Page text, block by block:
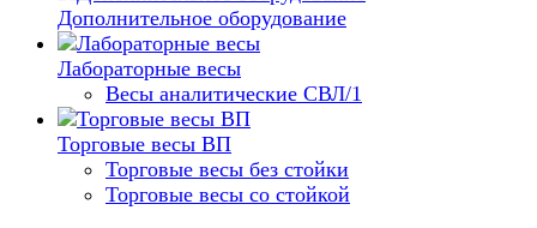
Дополнительное оборудование
Лабораторные весы
Весы аналитические СВЛ/1
Торговые весы ВП
Торговые весы без стойки
Торговые весы со стойкой